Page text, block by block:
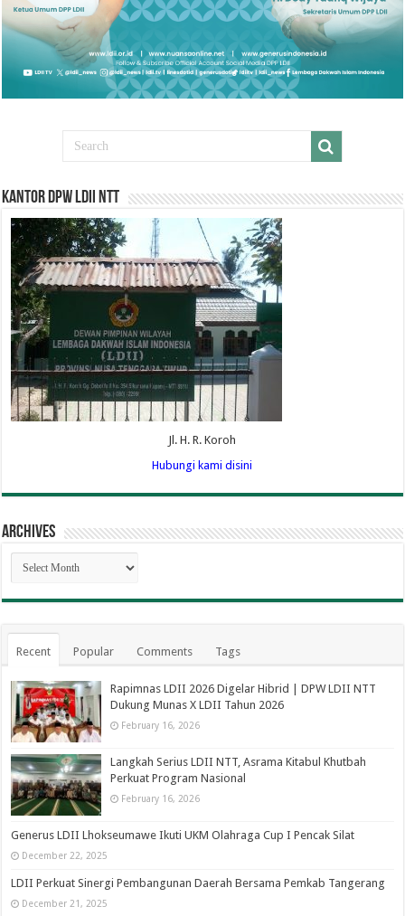
Kantor DPW LDII NTT
Jl. H. R. Koroh
Hubungi kami disini
Archives
Archives
Recent Popular Comments Tags
Rapimnas LDII 2026 Digelar Hibrid | DPW LDII NTT
Dukung Munas X LDII Tahun 2026
February 16, 2026
Langkah Serius LDII NTT, Asrama Kitabul Khutbah
Perkuat Program Nasional
February 16, 2026
Generus LDII Lhokseumawe Ikuti UKM Olahraga Cup I Pencak Silat
December 22, 2025
LDII Perkuat Sinergi Pembangunan Daerah Bersama Pemkab Tangerang
December 21, 2025